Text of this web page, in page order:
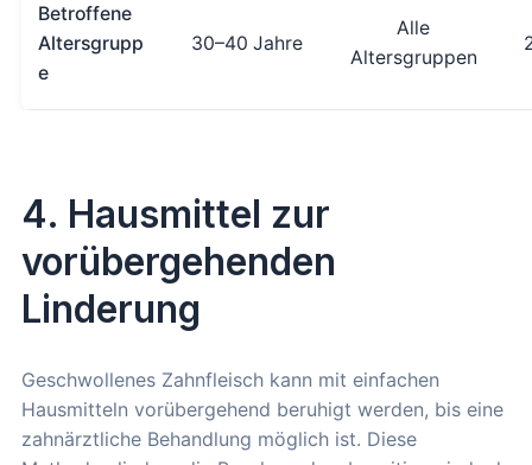
Betroffene
Altersgrupp
e
30–40 Jahre
Alle
Altersgruppen
4. Hausmittel zur
vorübergehenden
Linderung
Geschwollenes Zahnfleisch kann mit einfachen
Hausmitteln vorübergehend beruhigt werden, bis eine
zahnärztliche Behandlung möglich ist. Diese